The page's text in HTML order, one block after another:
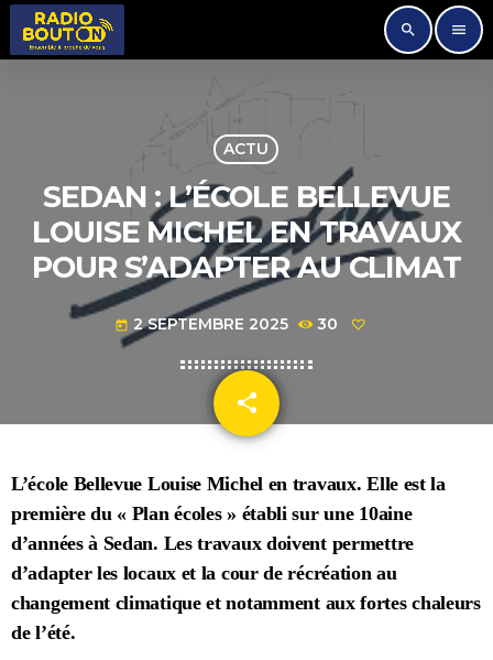
search menu
ACTU
SEDAN : L’ÉCOLE BELLEVUE
LOUISE MICHEL EN TRAVAUX
POUR S’ADAPTER AU CLIMAT
today 2 SEPTEMBRE 2025 30
share
email
L’école Bellevue Louise Michel en travaux. Elle est la
première du « Plan écoles » établi sur une 10aine
d’années à Sedan. Les travaux doivent permettre
d’adapter les locaux et la cour de récréation au
changement climatique et notamment aux fortes chaleurs
de l’été.